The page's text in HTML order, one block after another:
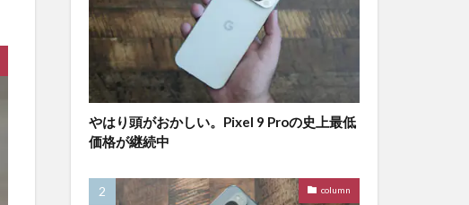
やはり頭がおかしい。Pixel 9 Proの史上最低
価格が継続中
column